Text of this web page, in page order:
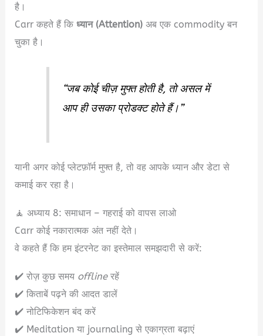
है।
Carr कहते हैं किध्यान (Attention) अब एक commodity बन
चुका है।
“जब कोई चीज़ मुफ्त होती है, तो असल में
आप ही उसका प्रोडक्ट होते हैं।”
यानी अगर कोई प्लेटफ़ॉर्म मुफ्त है, तो वह आपके ध्यान और डेटा से
कमाई कर रहा है।
🧘 अध्याय 8: समाधान – गहराई को वापस लाओ
Carr कोई नकारात्मक अंत नहीं देते।
वे कहते हैं कि हम इंटरनेट का इस्तेमाल समझदारी से करें:
✔️ रोज़ कुछ समय offlineरहें
✔️ किताबें पढ़ने की आदत डालें
✔️ नोटिफिकेशन बंद करें
✔️ Meditation या journaling से एकाग्रता बढ़ाएं